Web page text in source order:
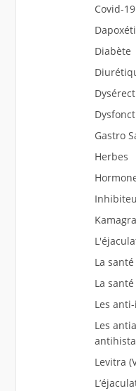
Covid-19
Diabète
Gastro
Herbes
La
La
Les
Les
Levitra